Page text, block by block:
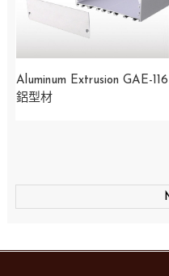
Aluminum Extrusion GAE-116
鋁型材